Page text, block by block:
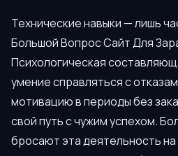
Технические навыки — лишь
Большой Вопрос Сайт Для
Психологическая
умение справляться с
мотивацию в периоды без
свой путь с чужим успехом.
бросают эта деятельность